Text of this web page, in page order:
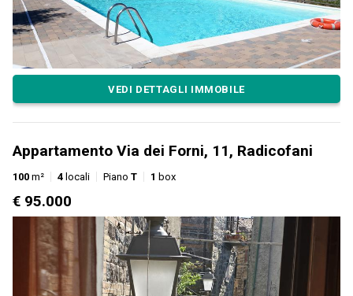
VEDI DETTAGLI IMMOBILE
Appartamento Via dei Forni, 11, Radicofani
100 m² 4 locali Piano T 1 box
€ 95.000